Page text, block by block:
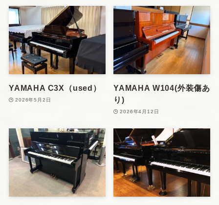
YAMAHA C3X（used）
2026年5月2日
YAMAHA W104(外装傷あ
り)
2026年4月12日